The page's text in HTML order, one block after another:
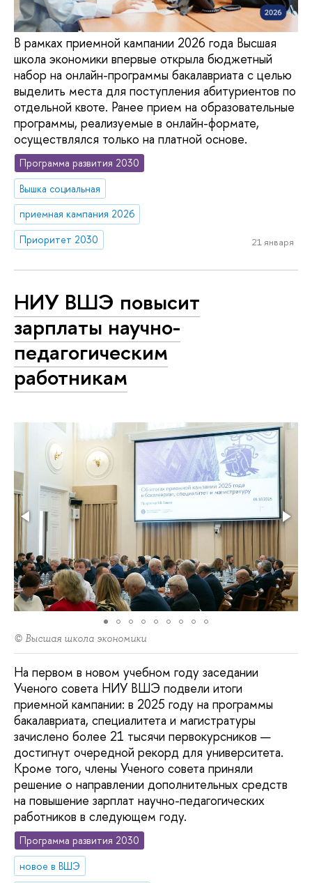
В рамках приемной кампании 2026 года Высшая
школа экономики впервые открыла бюджетный
набор на онлайн-программы бакалавриата с целью
выделить места для поступления абитуриентов по
отдельной квоте. Ранее прием на образовательные
программы, реализуемые в онлайн-формате,
осуществлялся только на платной основе.
Программа развития 2030
Вышка социальная
приемная кампания 2026
Приоритет 2030
21 января
НИУ ВШЭ повысит
зарплаты научно-
педагогическим
работникам
© Высшая школа экономики
На первом в новом учебном году заседании
Ученого совета НИУ ВШЭ подвели итоги
приемной кампании: в 2025 году на программы
бакалавриата, специалитета и магистратуры
зачислено более 21 тысячи первокурсников —
достигнут очередной рекорд для университета.
Кроме того, члены Ученого совета приняли
решение о направлении дополнительных средств
на повышение зарплат научно-педагогических
работников в следующем году.
Программа развития 2030
новое в ВШЭ